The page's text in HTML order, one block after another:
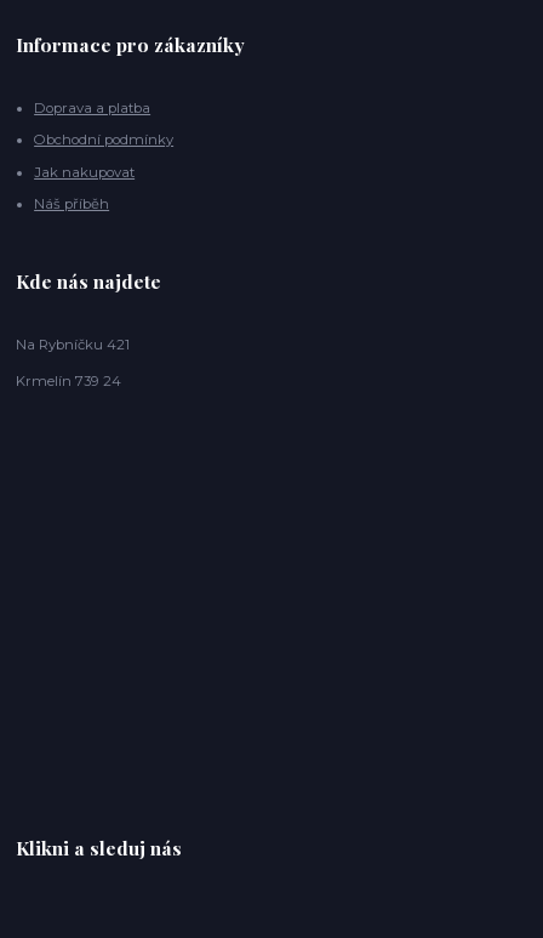
Informace pro zákazníky
Doprava a platba
Obchodní podmínky
Jak nakupovat
Náš příběh
Kde nás najdete
Na Rybníčku 421
Krmelín 739 24
Klikni a sleduj nás